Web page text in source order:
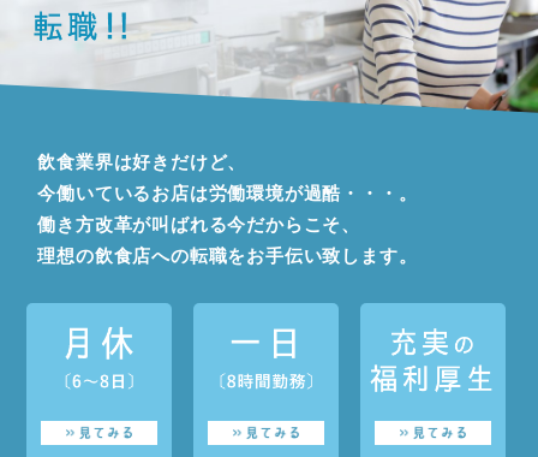
飲食業界は好きだけど、
今働いているお店は労働環境が過酷・・・。
働き方改革が叫ばれる今だからこそ、
理想の飲食店への転職をお手伝い致します。